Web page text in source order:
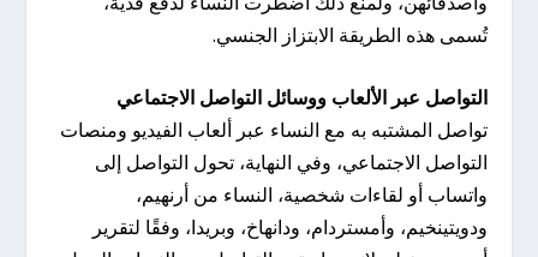
تُسمى هذه الطريقة الابتزاز الجنسي.
التواصل عبر الألعاب ووسائل التواصل الاجتماعي
تواصل المشتبه به مع النساء عبر ألعاب الفيديو ومنصات
التواصل الاجتماعي، وفي النهاية، تحول التواصل إلى
واتساب أو لقاءات شخصية، النساء من أرنهيم،
ودويتينخيم، وأمستردام، ودانهاخ، وبريدا، وفقًا لتقرير